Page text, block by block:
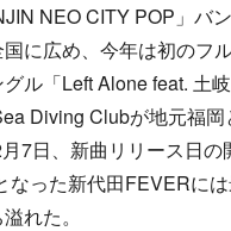
NEO CITY POP」バ
に広め、今年は初のフ
ル「Left Alone feat. 土
Diving Clubが地元福
7日、新曲リリース日の
った新代田FEVERに
れた。